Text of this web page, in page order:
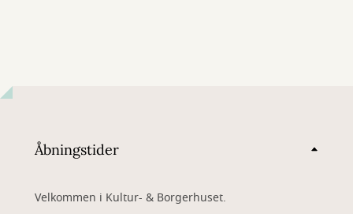
Åbningstider
Velkommen i Kultur- & Borgerhuset.